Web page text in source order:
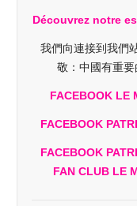
Découvrez notre
我們向連接到我們
敬：中國有重要
FACEBOOK LE
FACEBOOK
FACEBOOK
FAN CLUB LE